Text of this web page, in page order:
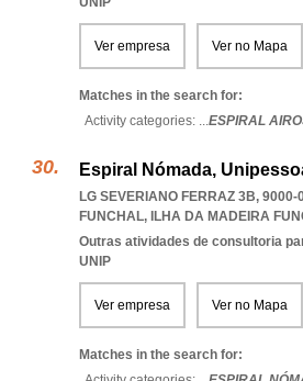
Ver empresa Ver no Mapa
Matches in the search for:
Activity categories: ...ESPIRAL
Espiral Nómada,
LG SEVERIANO FERRAZ 3B, 9000-
FUNCHAL, ILHA DA MADEIRA
Outras atividades de consultoria
UNIP
Ver empresa Ver no Mapa
Matches in the search for: